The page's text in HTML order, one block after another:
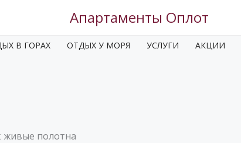
Апартаменты Оплот
В ГОРАХ ОТДЫХ У МОРЯ УСЛУГИ АКЦИИ
живые полотна